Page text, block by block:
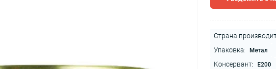
Страна
Упаковка: Метал
Консервант: Е200